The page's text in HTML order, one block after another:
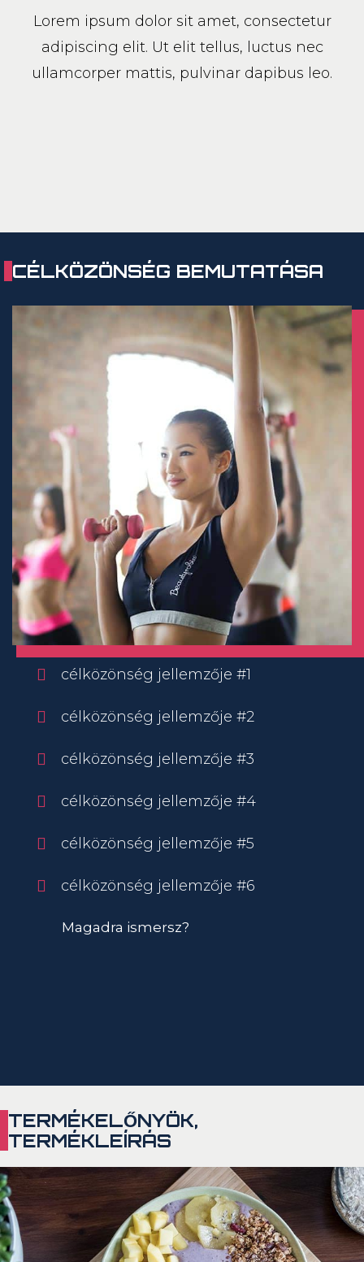
Lorem ipsum dolor sit amet, consectetur
adipiscing elit. Ut elit tellus, luctus nec
ullamcorper mattis, pulvinar dapibus leo.
CÉLKÖZÖNSÉG BEMUTATÁSA
célközönség jellemzője #1
célközönség jellemzője #2
célközönség jellemzője #3
célközönség jellemzője #4
célközönség jellemzője #5
célközönség jellemzője #6
Magadra ismersz?
TERMÉKELŐNYÖK,
TERMÉKLEÍRÁS